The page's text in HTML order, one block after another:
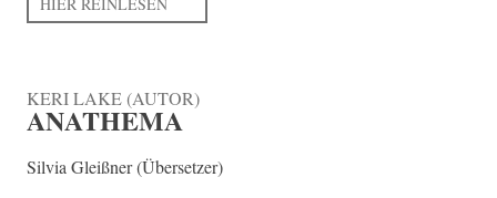
KERI LAKE (AUTOR)
ANATHEMA
Silvia Gleißner (Übersetzer)